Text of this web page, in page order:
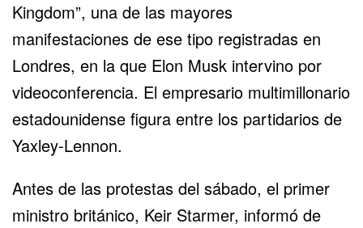
Kingdom”, una de las mayores
manifestaciones de ese tipo registradas en
Londres, en la que Elon Musk intervino por
videoconferencia. El empresario multimillonario
estadounidense figura entre los partidarios de
Yaxley-Lennon.
Antes de las protestas del sábado, el primer
ministro británico, Keir Starmer, informó de